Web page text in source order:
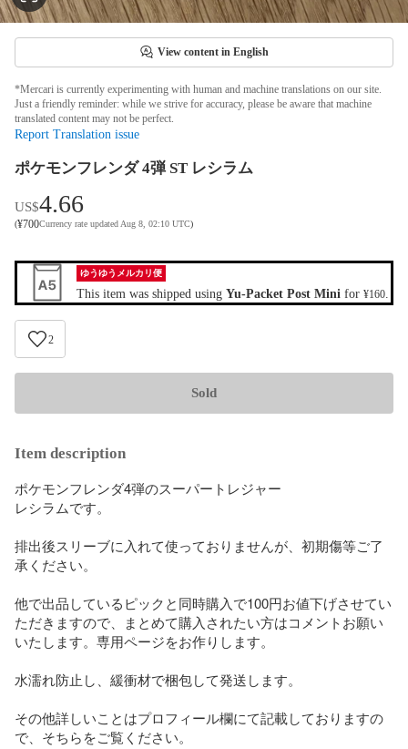
View content in English
*Mercari is currently experimenting with human and machine translations on our site.
Just a friendly reminder: while we strive for accuracy, please be aware that machine
translated content may not be perfect.
Report Translation issue
ポケモンフレンダ 4弾 ST レシラム
US$4.66
(¥700Currency rate updated Aug 8, 02:10 UTC)
ゆうゆうメルカリ便
This item was shipped using Yu-Packet Post Mini for ¥160
2
Sold
Item description
ポケモンフレンダ4弾のスーパートレジャー
レシラムです。
排出後スリーブに入れて使っておりませんが、初期傷等ご了
承ください。
他で出品しているピックと同時購入で100円お値下げさせてい
ただきますので、まとめて購入されたい方はコメントお願い
いたします。専用ページをお作りします。
水濡れ防止し、緩衝材で梱包して発送します。
その他詳しいことはプロフィール欄にて記載しておりますの
で、そちらをご覧ください。